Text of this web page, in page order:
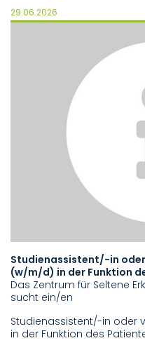
29.06.2026
Studienassistent/-in
(w/m/d) in der Funktion
Das Zentrum für Seltene
sucht ein/en
Studienassistent/-in oder
in der Funktion des